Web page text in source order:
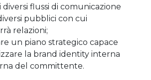
diversi flussi di comunicazione
pubblici con cui
relazioni;
un piano strategico capace
la brand identity interna
del committente.